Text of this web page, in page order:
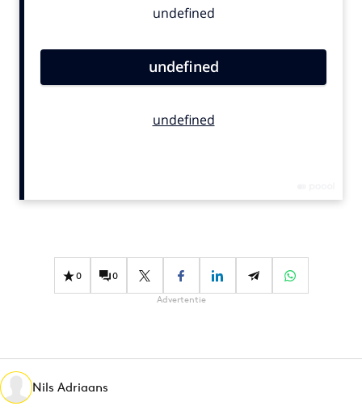
Contentmarketing
Effectiviteit
Gedragsverandering
Martech
Media
Merkstrategie
0 0
Advertentie
Nils Adriaans